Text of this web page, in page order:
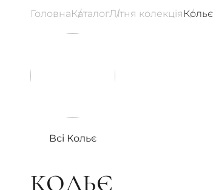
ГоловнаКаталогЛітня колекція Кольє
Всі Кольє
КОЛЬЄ